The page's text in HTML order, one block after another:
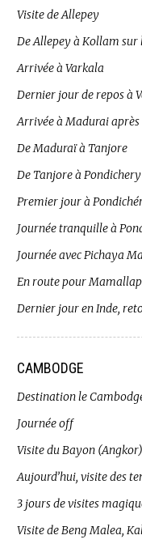
Visite de Allepey
De Allepey à Kollam sur
Arrivée à Varkala
Dernier jour de repos à
Arrivée à Madurai
De Maduraï à Tanjore
De Tanjore à Pondichery
Premier jour à
Journée tranquille à
Journée avec Pichaya
En route pour
Dernier jour en Inde,
CAMBODGE
Destination le
Journée off
Visite du Bayon (Angkor)
Aujourd’hui, visite des
3 jours de visites
Visite de Beng Malea,